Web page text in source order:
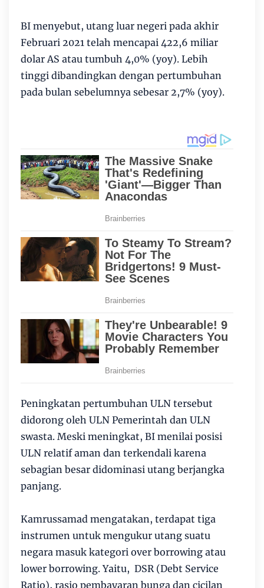
BI menyebut, utang luar negeri pada akhir
Februari 2021 telah mencapai 422,6 miliar
dolar AS atau tumbuh 4,0% (yoy). Lebih
tinggi dibandingkan dengan pertumbuhan
pada bulan sebelumnya sebesar 2,7% (yoy).
Peningkatan pertumbuhan ULN tersebut
didorong oleh ULN Pemerintah dan ULN
swasta. Meski meningkat, BI menilai posisi
ULN relatif aman dan terkendali karena
sebagian besar didominasi utang berjangka
panjang.
Kamrussamad mengatakan, terdapat tiga
instrumen untuk mengukur utang suatu
negara masuk kategori over borrowing atau
lower borrowing. Yaitu, DSR (Debt Service
Ratio), rasio pembayaran bunga dan cicilan